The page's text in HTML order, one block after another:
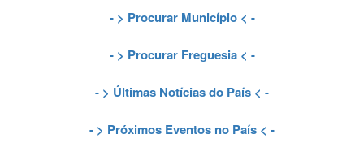
- > Procurar Município< -
- > Procurar Freguesia< -
- > Últimas Notícias do País < -
- > Próximos Eventos no País < -